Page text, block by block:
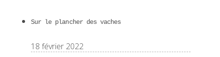
Sur le plancher des vaches
18 février 2022